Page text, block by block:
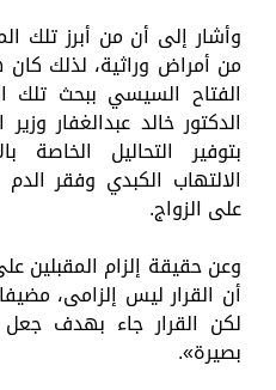
وأشار إلى أن من أبرز تلك
من أمراض وراثية، لذلك
الفتاح السيسي ببحث تلك
الدكتور خالد عبدالغفار
بتوفير التحاليل الخاصة
الالتهاب الكبدي وفقر
على الزواج.
وعن حقيقة إلزام المقبلين
أن القرار ليس إلزامى،
لكن القرار جاء بهدف جعل
بصيرة».